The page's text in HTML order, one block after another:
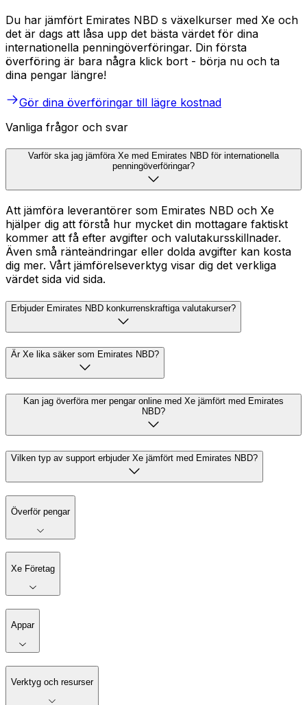
Du har jämfört Emirates NBD s växelkurser med Xe och
det är dags att låsa upp det bästa värdet för dina
internationella penningöverföringar. Din första
överföring är bara några klick bort - börja nu och ta
dina pengar längre!
Gör dina överföringar till lägre kostnad
Vanliga frågor och svar
Varför ska jag jämföra Xe med Emirates NBD för internationella
penningöverföringar?
Att jämföra leverantörer som Emirates NBD och Xe
hjälper dig att förstå hur mycket din mottagare faktiskt
kommer att få efter avgifter och valutakursskillnader.
Även små ränteändringar eller dolda avgifter kan kosta
dig mer. Vårt jämförelseverktyg visar dig det verkliga
värdet sida vid sida.
Erbjuder Emirates NBD konkurrenskraftiga valutakurser?
Är Xe lika säker som Emirates NBD?
Kan jag överföra mer pengar online med Xe jämfört med Emirates
NBD?
Vilken typ av support erbjuder Xe jämfört med Emirates NBD?
Överför pengar
Xe Företag
Appar
Verktyg och resurser